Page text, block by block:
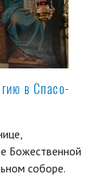
в Спасо-
Божественной
соборе.